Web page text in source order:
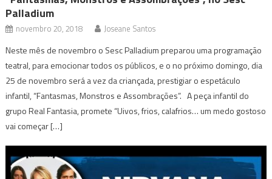
Palladium
novembro 20, 2018 Joseane Santos
Neste mês de novembro o Sesc Palladium preparou uma programação
teatral, para emocionar todos os públicos, e o no próximo domingo, dia
25 de novembro será a vez da criançada, prestigiar o espetáculo
infantil, “Fantasmas, Monstros e Assombrações”. A peça infantil do
grupo Real Fantasia, promete “Uivos, frios, calafrios… um medo gostoso
vai começar […]